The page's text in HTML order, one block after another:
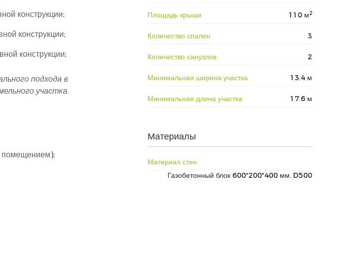
конструкции;
конструкции;
конструкции;
подхода в
участка.
помещением);
Площадь крыши 110 м2
Количество спален 3
Количество санузлов 2
Минимальная ширина участка 13.4 м
Минимальная длина участка 17.6 м
Материалы
Материал стен
Газобетонный блок 600*200*400 мм. D500